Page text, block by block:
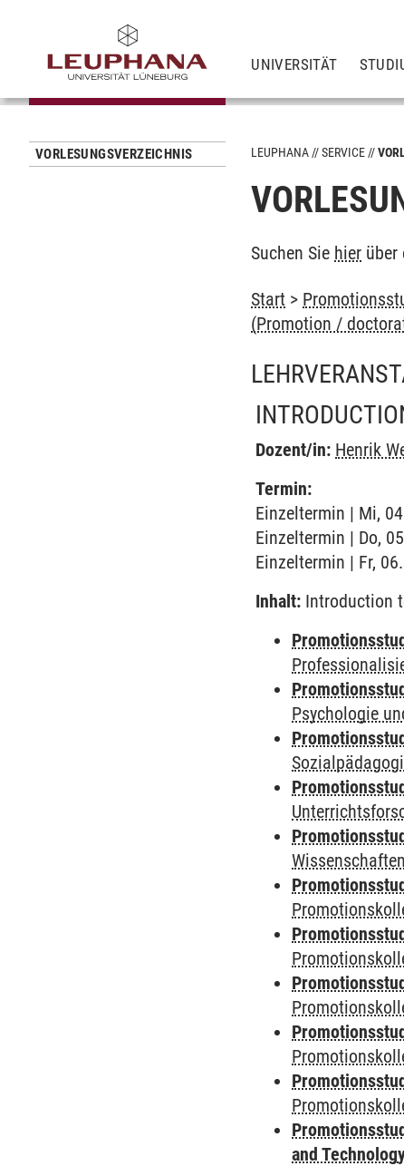
UNIVERSITÄT
VORLESUNGSVERZEICHNIS LEUPHANA SERVICE
Suchen Sie hier über
Start >
(Promotion /
Dozent/in: Henrik
Termin:
Einzeltermin | Mi,
Einzeltermin | Do,
Einzeltermin | Fr,
Inhalt: Introduction
Psychologie
and